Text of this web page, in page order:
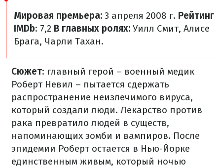
Мировая премьера: 3 апреля 2008 г. Рейтинг
IMDb: 7,2 В главных ролях: Уилл Смит, Алисе
Брага, Чарли Тахан.
Сюжет: главный герой – военный медик
Роберт Невил – пытается сдержать
распространение неизлечимого вируса,
который создали люди. Лекарство против
рака превратило людей в существ,
напоминающих зомби и вампиров. После
эпидемии Роберт остается в Нью-Йорке
единственным живым, который ночью